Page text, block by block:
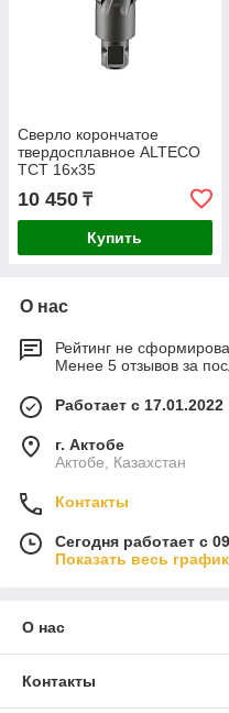
Сверло корончатое
твердосплавное ALTECO
TCT 16х35
10 450 ₸
Купить
О нас
Рейтинг не
Менее 5 отзывов за
Работает с 17.01.2022
г. Актобе
Актобе, Казахстан
Контакты
Сегодня работает с
Показать весь
О нас
Контакты